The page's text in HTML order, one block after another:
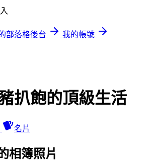
部落格後台
我的帳號
扒飽的頂級生活
名片
相簿照片